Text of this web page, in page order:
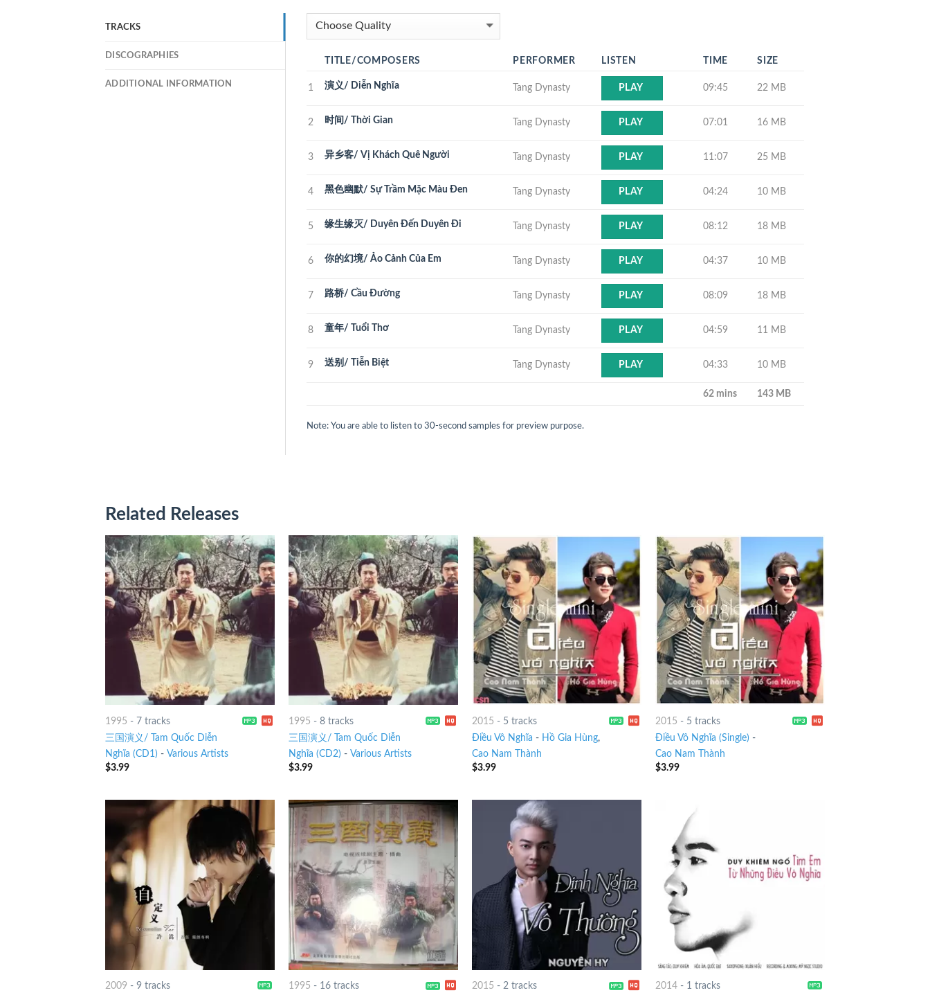
TRACKS
DISCOGRAPHIES
ADDITIONAL INFORMATION
TITLE/COMPOSERS PERFORMER LISTEN TIME SIZE
1 演义/ Diễn Nghĩa Tang Dynasty PLAY 09:45 22 MB
2 时间/ Thời Gian Tang Dynasty PLAY 07:01 16 MB
3 异乡客/ Vị Khách Quê Người Tang Dynasty PLAY 11:07 25 MB
4 黑色幽默/ Sự Trầm Mặc Màu Đen Tang Dynasty PLAY 04:24 10 MB
5 缘生缘灭/ Duyên Đến Duyên Đi Tang Dynasty PLAY 08:12 18 MB
6 你的幻境/ Ảo Cảnh Của Em Tang Dynasty PLAY 04:37 10 MB
7 路桥/ Cầu Đường Tang Dynasty PLAY 08:09 18 MB
8 童年/ Tuổi Thơ Tang Dynasty PLAY 04:59 11 MB
9 送别/ Tiễn Biệt Tang Dynasty PLAY 04:33 10 MB
62 mins 143 MB
Note: You are able to listen to 30-second samples for preview purpose.
Related Releases
1995 - 7 tracks
三国演义/ Tam Quốc Diễn
Nghĩa (CD1) - Various Artists
$3.99
1995 - 8 tracks
三国演义/ Tam Quốc Diễn
Nghĩa (CD2) - Various Artists
$3.99
2015 - 5 tracks
Điều Vô Nghĩa - Hồ Gia Hùng,
Cao Nam Thành
$3.99
2015 - 5 tracks
Điều Vô Nghĩa (Single) -
Cao Nam Thành
$3.99
2009 - 9 tracks 1995 - 16 tracks 2015 - 2 tracks 2014- 1 tracks